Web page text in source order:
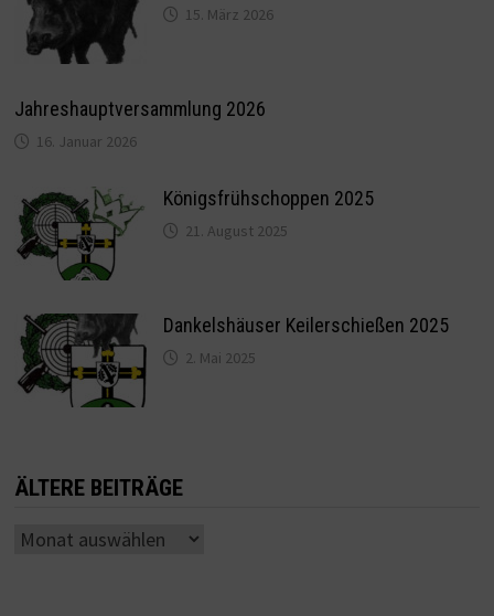
15. März 2026
Jahreshauptversammlung 2026
16. Januar 2026
Königsfrühschoppen 2025
21. August 2025
Dankelshäuser Keilerschießen 2025
2. Mai 2025
ÄLTERE BEITRÄGE
Ältere